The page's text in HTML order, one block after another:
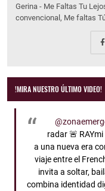
Gerina - Me Faltas Tu
convencional, Me faltas
!MIRA NUESTRO ÚLTIMO VIDEO!
radar 🚨
a una nueva era
viaje entre el
invita a soltar,
combina identidad